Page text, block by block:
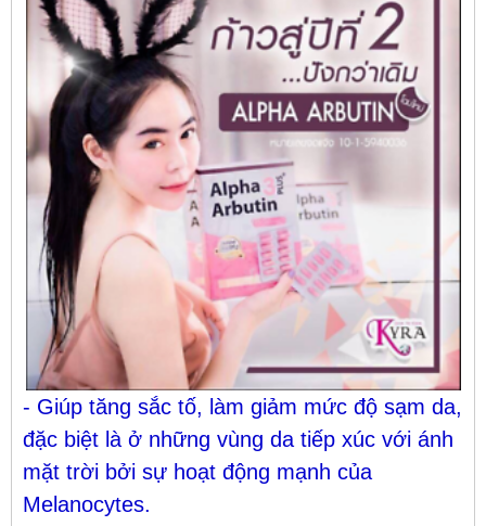
- Giúp tăng sắc tố, làm giảm mức độ sạm da,
đặc biệt là ở những vùng da tiếp xúc với ánh
mặt trời bởi sự hoạt động mạnh của
Melanocytes.